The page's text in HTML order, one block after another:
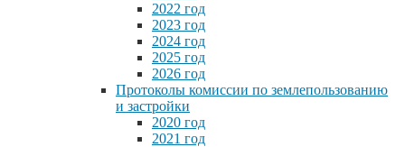
2022 год
2023 год
2024 год
2025 год
2026 год
Протоколы комиссии по землепользованию
и застройки
2020 год
2021 год